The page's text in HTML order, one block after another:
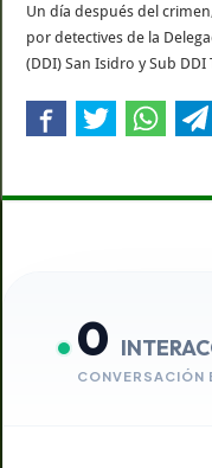
Un día después del
por detectives de la
(DDI) San Isidro y Sub
0
CONVERSACIÓN